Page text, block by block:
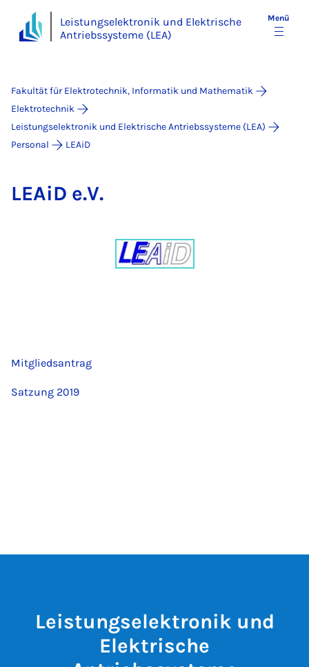
Leistungselektronik und Elektrische
Antriebssysteme (LEA)
Menü
Fakultät für Elektrotechnik, Informatik und Mathematik
Elektrotechnik
Leistungselektronik und Elektrische Antriebssysteme (LEA)
Personal
LEAiD
LEAiD e.V.
Mitgliedsantrag
Satzung 2019
Leistungselektronik und
Elektrische